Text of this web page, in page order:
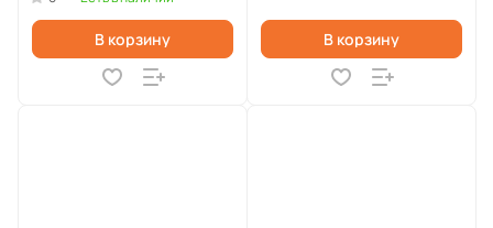
В корзину В корзину